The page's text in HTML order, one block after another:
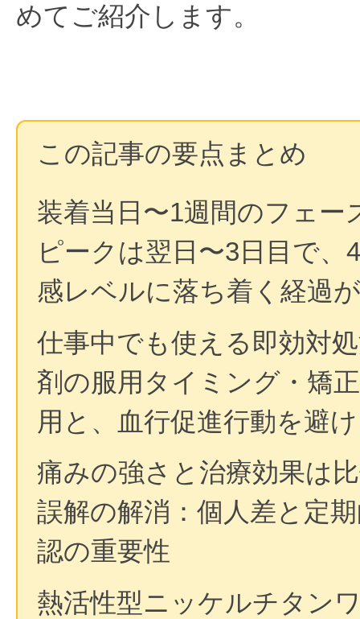
めてご紹介します。
この記事の要点まとめ
装着当日〜1週間のフェー
ピークは翌日〜3日目で、
感レベルに落ち着く経過
仕事中でも使える即効対
剤の服用タイミング・矯
用と、血行促進行動を避
痛みの強さと治療効果は
誤解の解消：個人差と定
認の重要性
熱活性型ニッケルチタン